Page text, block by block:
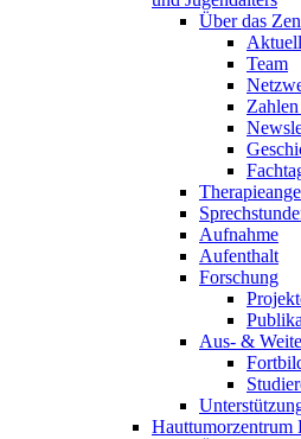
Über das
Team
Aufnahme
Aufenthalt
Forschung
Aus- &
Hauttumorzentrum